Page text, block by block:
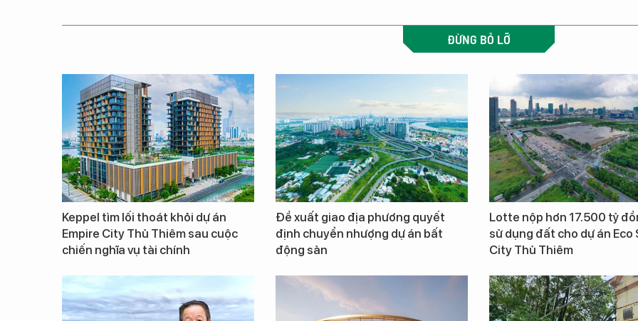
ĐỪNG BỎ LỠ
Keppel tìm lối thoát khỏi dự án
Empire City Thủ Thiêm sau cuộc
chiến nghĩa vụ tài chính
Đề xuất giao địa phương quyết
định chuyển nhượng dự án bất
động sản
Lotte nộp hơn 17.500 tỷ
sử dụng đất cho dự án Eco
City Thủ Thiêm